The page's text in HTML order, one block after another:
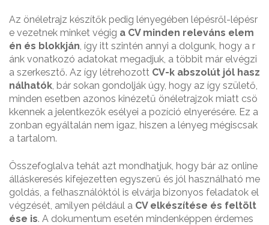
Az önéletrajz készítők pedig lényegében lépésről-lépésr
e vezetnek minket végig a CV minden releváns elem
én és blokkján, így itt szintén annyi a dolgunk, hogy a r
ánk vonatkozó adatokat megadjuk, a többit már elvégzi
a szerkesztő. Az így létrehozott CV-k abszolút jól hasz
nálhatók, bár sokan gondolják úgy, hogy az így születő,
minden esetben azonos kinézetű önéletrajzok miatt csö
kkennek a jelentkezők esélyei a pozíció elnyerésére. Ez a
zonban egyáltalán nem igaz, hiszen a lényeg mégiscsak
a tartalom.
Összefoglalva tehát azt mondhatjuk, hogy bár az online
álláskeresés kifejezetten egyszerű és jól használható me
goldás, a felhasználóktól is elvárja bizonyos feladatok el
végzését, amilyen például a CV elkészítése és feltölt
ése is. A dokumentum esetén mindenképpen érdemes